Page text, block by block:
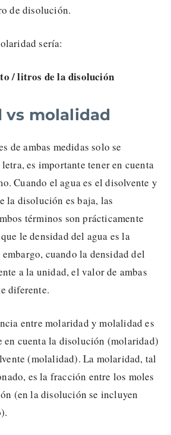
de disolución.
sería:
/ litros de la disolución
vs molalidad
de ambas medidas solo se
es importante tener en cuenta
Cuando el agua es el disolvente y
la disolución es baja, las
términos son prácticamente
le densidad del agua es la
cuando la densidad del
a la unidad, el valor de ambas
diferente.
entre molaridad y molalidad es
en cuenta la disolución (molaridad)
(molalidad). La molaridad, tal
es la fracción entre los moles
(en la disolución se incluyen